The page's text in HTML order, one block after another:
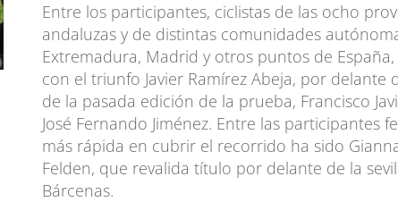
Entre los participantes, ciclistas de las ocho
andaluzas y de distintas comunidades
Extremadura, Madrid y otros puntos de España,
con el triunfo Javier Ramírez Abeja, por delante
de la pasada edición de la prueba, Francisco
José Fernando Jiménez. Entre las participantes
más rápida en cubrir el recorrido ha sido
Felden, que revalida título por delante de la
Bárcenas.